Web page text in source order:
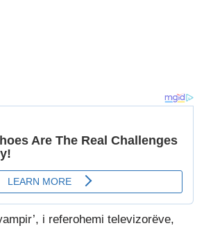
i referohemi televizorëve,